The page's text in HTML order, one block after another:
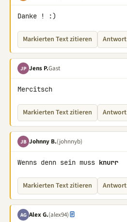
Danke ! :)
Markierten Text zitieren Antwort
JP Jens P.Gast
Mercitsch
Markierten Text zitieren Antwort
JB Johnny B.(johnnyb)
Wenns denn sein muss knurr
Markierten Text zitieren Antwort
AG Alex G.(alex94)